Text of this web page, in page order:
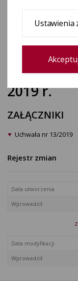
posłów
2019 r.
ZAŁĄCZNIKI
Uchwała nr 13/2019
Rejestr zmian
Data utworzenia
Wprowadził:
Data modyfikacji
Wprowadził:
Ustawienia